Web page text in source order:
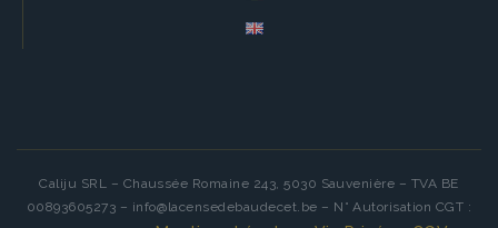
Caliju SRL – Chaussée Romaine 243, 5030 Sauvenière – TVA BE
00893605273 – info@lacensedebaudecet.be – N° Autorisation CGT :